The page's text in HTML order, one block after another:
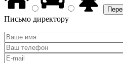
Письмо директору